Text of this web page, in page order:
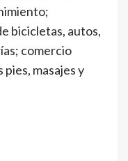
bicicletas, autos,
comercio
masajes y